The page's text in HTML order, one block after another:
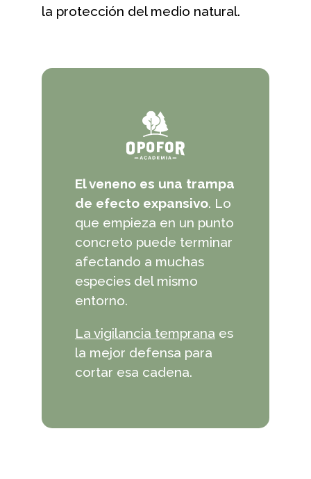
la protección del medio natural.
El veneno es una trampa
de efecto expansivo. Lo
que empieza en un punto
concreto puede terminar
afectando a muchas
especies del mismo
entorno.
La vigilancia temprana es
la mejor defensa para
cortar esa cadena.